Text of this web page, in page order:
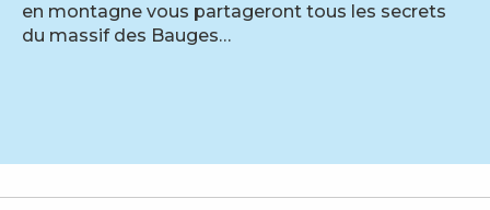
en montagne vous partageront tous les secrets
du massif des Bauges…
Univers Sauvage